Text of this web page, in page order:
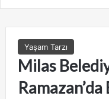
Yaşam Tarzı
Milas
Ramazan’da